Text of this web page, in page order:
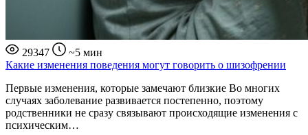
29347
~5 мин
Какие изменения поведения могут говорить о шизофрении
Первые изменения, которые замечают близкие Во многих
случаях заболевание развивается постепенно, поэтому
родственники не сразу связывают происходящие изменения с
психическим…